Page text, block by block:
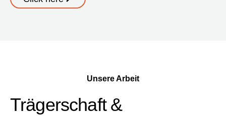
Unsere Arbeit
Trägerschaft &